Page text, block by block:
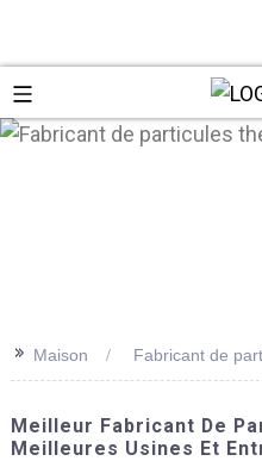
>> Maison Fabricant de
Meilleur Fabricant De
Meilleures Usines Et